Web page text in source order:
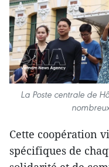
La Poste centrale de
Cette coopération
spécifiques de